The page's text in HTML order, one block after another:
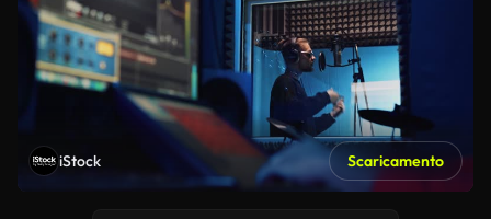
iStock Scaricamento